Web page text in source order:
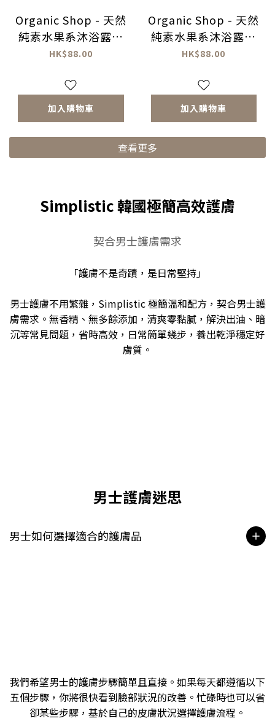
Organic Shop - 天然
純素水果系沐浴露系
列 (舒壓・安眠)
HK$88.00
加入購物車
Organic Shop - 天然
純素水果系沐浴露系
列 (提亮・煥膚)
HK$88.00
加入購物車
查看更多
Simplistic 韓國極簡高效護膚
契合男士護膚需求
「護膚不是奇蹟，是日常堅持」
男士護膚不用繁雜，Simplistic 極簡溫和配方，契合男士護
膚需求。無香精、無多餘添加，清爽零黏膩，解決出油、暗
沉等常見問題，省時高效，日常簡單幾步，養出乾淨穩定好
膚質。
男士護膚迷思
男士如何選擇適合的護膚品
我們希望男士的護膚步驟簡單且直接。如果每天都遵循以下
五個步驟，你將很快看到臉部狀況的改善。忙碌時也可以省
卻某些步驟，基於自己的皮膚狀況選擇護膚流程。